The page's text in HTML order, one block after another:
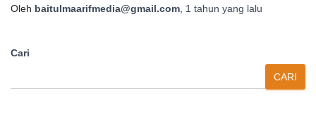
Oleh baitulmaarifmedia@gmail.com 1 tahun yang lalu
Cari
CARI